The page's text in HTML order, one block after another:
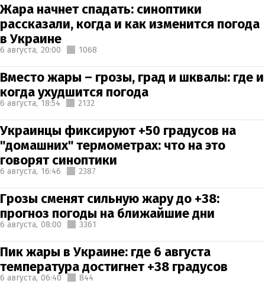
Жара начнет спадать: синоптики
рассказали, когда и как изменится погода
в Украине
6 августа, 20:00 1068
Вместо жары – грозы, град и шквалы: где и
когда ухудшится погода
6 августа, 18:54 2132
Украинцы фиксируют +50 градусов на
"домашних" термометрах: что на это
говорят синоптики
6 августа, 16:46 2387
Грозы сменят сильную жару до +38:
прогноз погоды на ближайшие дни
6 августа, 08:00 3361
Пик жары в Украине: где 6 августа
температура достигнет +38 градусов
6 августа, 06:40 844